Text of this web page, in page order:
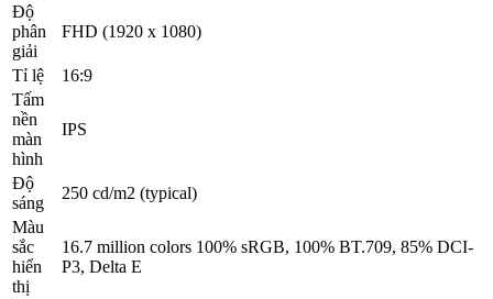
Độ
phân
giải
FHD (1920 x 1080)
Tỉ lệ
16:9
Tấm
nền
màn
hình
IPS
Độ
sáng
250 cd/m2 (typical)
Màu
sắc
hiển
thị
16.7 million colors 100% sRGB, 100% BT.709, 85% DCI-
P3, Delta E